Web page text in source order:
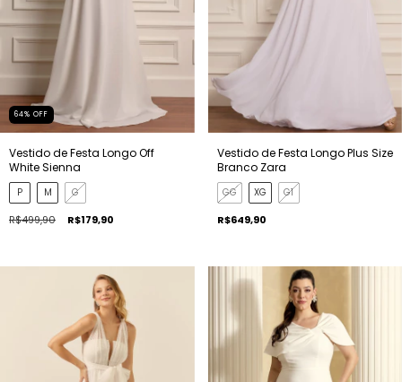
64% OFF
Vestido de Festa Longo Off
White Sienna
P M G
R$499,90 R$179,90
Vestido de Festa Longo Plus Size
Branco Zara
GG XG G1
R$649,90